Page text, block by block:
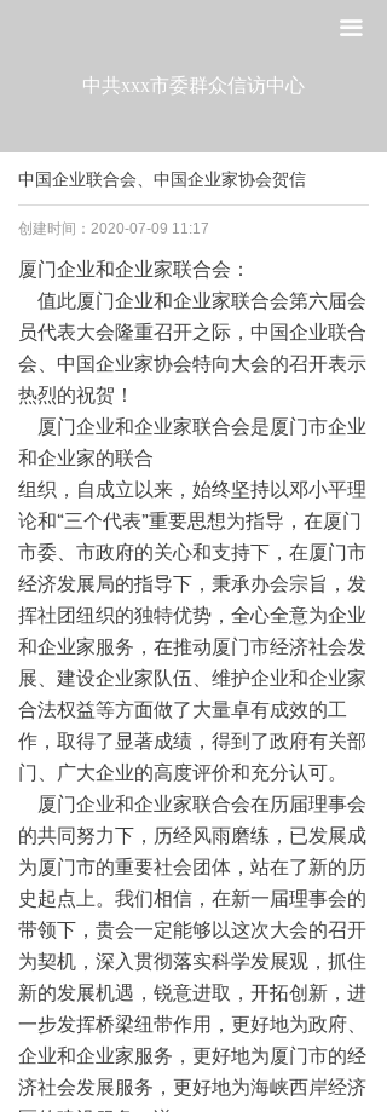
中共xxx市委群众信访中心
끀
走进工委
宣传教育
制度建设
政策法规
党建研究
创建时间： 2020-07-09 11:17
厦门企业和企业家联合会：
值此厦门企业和企业家联合会第六届会
员代表大会隆重召开之际，中国企业联合
会、中国企业家协会特向大会的召开表示
热烈的祝贺！
厦门企业和企业家联合会是厦门市企业
和企业家的联合
组织，自成立以来，始终坚持以邓小平理
论和“三个代表”重要思想为指导，在厦门
市委、市政府的关心和支持下，在厦门市
经济发展局的指导下，秉承办会宗旨，发
挥社团纽织的独特优势，全心全意为企业
和企业家服务，在推动厦门市经济社会发
展、建设企业家队伍、维护企业和企业家
合法权益等方面做了大量卓有成效的工
作，取得了显著成绩，得到了政府有关部
门、广大企业的高度评价和充分认可。
厦门企业和企业家联合会在历届理事会
的共同努力下，历经风雨磨练，已发展成
为厦门市的重要社会团体，站在了新的历
史起点上。我们相信，在新一届理事会的
带领下，贵会一定能够以这次大会的召开
为契机，深入贯彻落实科学发展观，抓住
新的发展机遇，锐意进取，开拓创新，进
一步发挥桥梁纽带作用，更好地为政府、
企业和企业家服务，更好地为厦门市的经
济社会发展服务，更好地为海峡西岸经济
中国企业联合会、中国企业家协会贺信